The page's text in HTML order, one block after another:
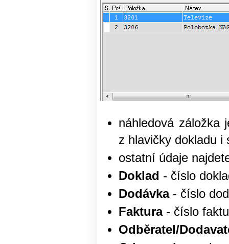
náhledová záložka
z hlavičky dokladu i
ostatní údaje
Doklad - číslo
Dodávka- číslo
Faktura- číslo
Odběratel/